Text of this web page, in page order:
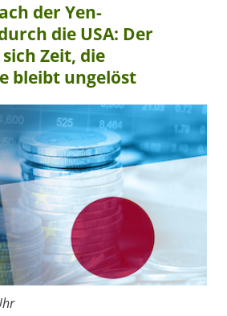
der Yen-
die USA: Der
Zeit, die
bleibt ungelöst